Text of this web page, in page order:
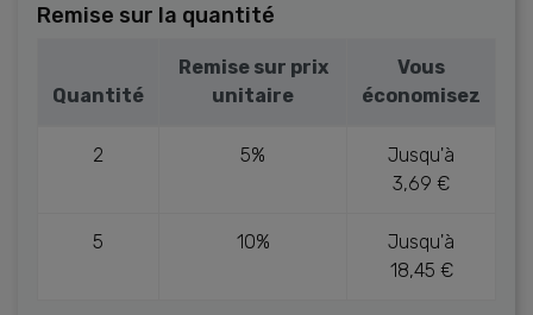
Remise sur la quantité
Quantité
Remise sur prix
unitaire
Vous
économisez
2 5%
Jusqu'à
3,69 €
5 10%
Jusqu'à
18,45 €